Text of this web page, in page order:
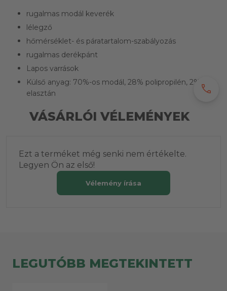
rugalmas modál keverék
lélegző
hőmérséklet- és páratartalom-szabályozás
rugalmas derékpánt
Lapos varrások
Külső anyag: 70%-os modál, 28% polipropilén, 2%
elasztán
VÁSÁRLÓI VÉLEMÉNYEK
Ezt a terméket még senki nem értékelte.
Legyen Ön az első!
Vélemény írása
LEGUTÓBB MEGTEKINTETT
call